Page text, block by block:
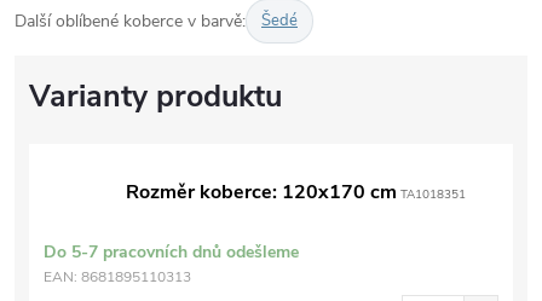
Další oblíbené koberce v barvě: Šedé
Rozměr koberce: 120x170 cm TA1018351
Do 5-7 pracovních dnů odešleme
EAN: 8681895110313